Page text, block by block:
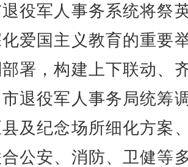
军人事务系统将祭
爱国主义教育的重要
署，构建上下联动、
退役军人事务局统筹
及纪念场所细化方案
公安、消防、卫健等